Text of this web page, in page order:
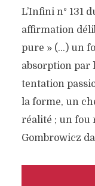
L’Infini n° 131
affirmation
pure » (…) un
absorption par
tentation
la forme, un
réalité ; un fou
Gombrowicz